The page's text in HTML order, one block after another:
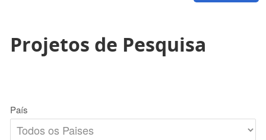
Projetos de Pesquisa
País